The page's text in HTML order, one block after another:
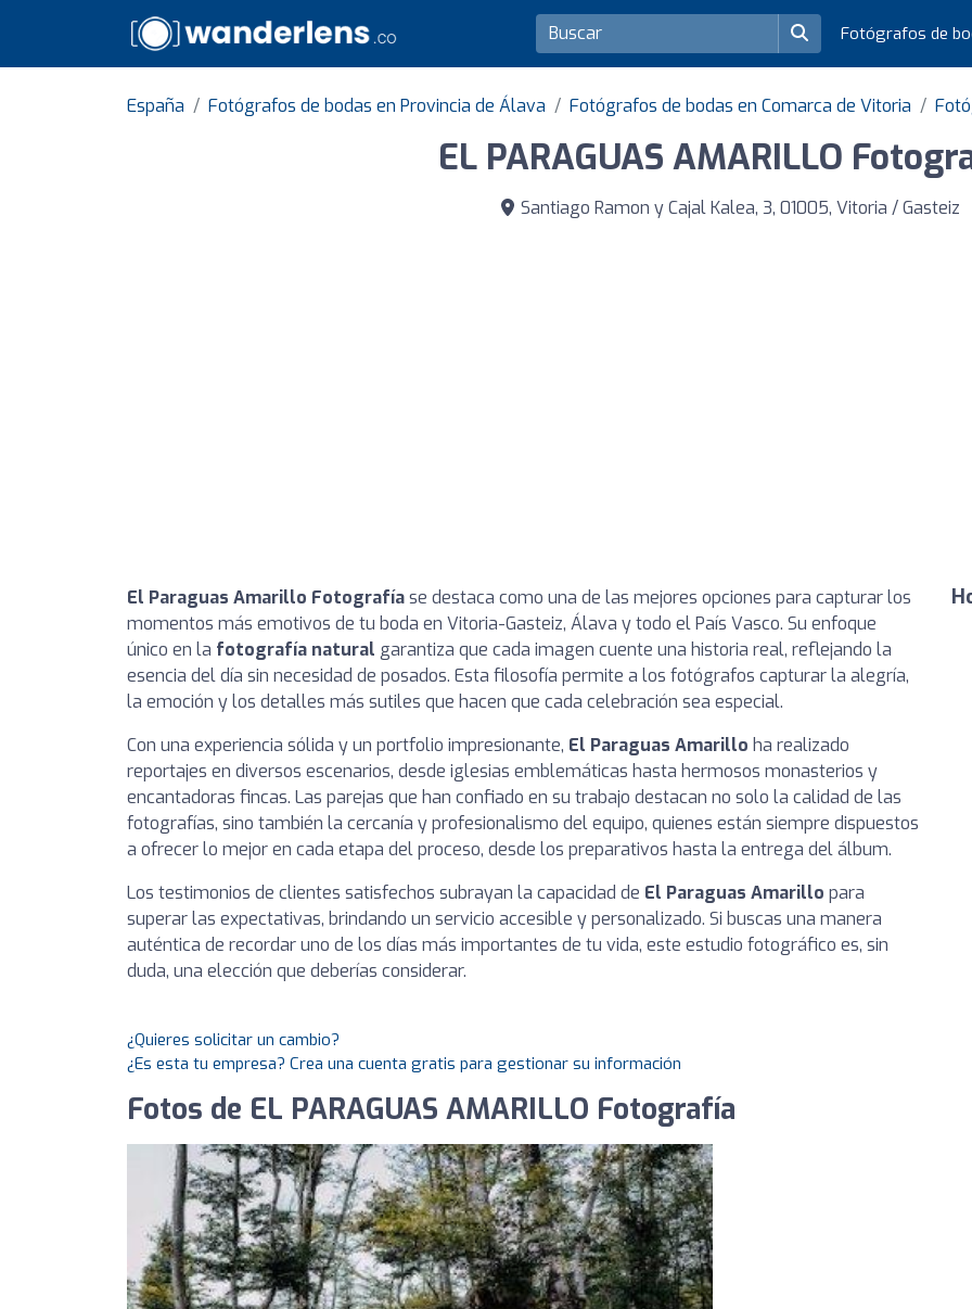
Fotógrafos de
España Fotógrafos de bodas en Provincia de Álava Fotógrafos de bodas en Comarca de Vitoria
EL PARAGUAS AMARILLO
Santiago Ramon y Cajal Kalea, 3, 01005, Vitoria / Gasteiz
El Paraguas Amarillo Fotografíase destaca como una de las mejores opciones para capturar los
momentos más emotivos de tu boda en Vitoria-Gasteiz, Álava y todo el País Vasco. Su enfoque
único en la fotografía natural garantiza que cada imagen cuente una historia real, reflejando la
esencia del día sin necesidad de posados. Esta filosofía permite a los fotógrafos capturar la alegría,
la emoción y los detalles más sutiles que hacen que cada celebración sea especial.
Con una experiencia sólida y un portfolio impresionante, El Paraguas Amarillo ha realizado
reportajes en diversos escenarios, desde iglesias emblemáticas hasta hermosos monasterios y
encantadoras fincas. Las parejas que han confiado en su trabajo destacan no solo la calidad de las
fotografías, sino también la cercanía y profesionalismo del equipo, quienes están siempre dispuestos
a ofrecer lo mejor en cada etapa del proceso, desde los preparativos hasta la entrega del álbum.
Los testimonios de clientes satisfechos subrayan la capacidad de El Paraguas Amarillo para
superar las expectativas, brindando un servicio accesible y personalizado. Si buscas una manera
auténtica de recordar uno de los días más importantes de tu vida, este estudio fotográfico es, sin
duda, una elección que deberías considerar.
¿Quieres solicitar un cambio?
¿Es esta tu empresa? Crea una cuenta gratis para gestionar su información
Fotos de EL PARAGUAS AMARILLO Fotografía